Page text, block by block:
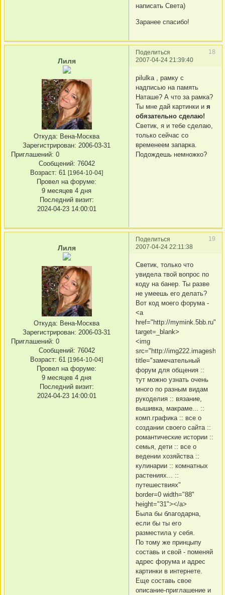
написать Света)
Заранее спасибо!
Поделиться
18
2007-04-24 21:39:40
Лиля
Откуда: Вена-Москва
Зарегистрирован: 2006-03-31
Приглашений: 0
Сообщений: 76042
Возраст: 61 [1964-10-04]
Провел на форуме:
9 месяцев 4 дня
Последний визит:
2024-04-23 14:00:01
pilulka , рамку с
надписью на память
Наташе? А что за рамка?
Ты мне дай картинки и я
обязательно сделаю!
Светик, я и тебе сделаю,
только сейчас со
временеем запарка.
Подождешь немножко?
Поделиться
19
2007-04-24 22:11:38
Лиля
Откуда: Вена-Москва
Зарегистрирован: 2006-03-31
Приглашений: 0
Сообщений: 76042
Возраст: 61 [1964-10-04]
Провел на форуме:
9 месяцев 4 дня
Последний визит:
2024-04-23 14:00:01
Светик, только что
увидела твой вопрос по
коду на банер. Ты разве
не умеешь его делать?
Вот код моего форума -
<a
href="http://mymink.5bb.ru"
target=_blank>
<img
src="http://
title="замечательный
форум для общения ::
тут можно узнать очень
много по разным видам
рукоделия :: вязание,
вышивка, макраме... ::
комп.графика :: все о
создании своего сайта ::
романтические истории ::
семья, дети :: все о
ведении хозяйства ::
кулинарии :: комнатных
растениях... ::
путешествиях"
border=0 width="88"
height="31"></a>
Была бы благодарна,
если бы ты его
разместила у себя.
По тому же принцыпу
составь и свой - поменяй
адрес форума и адрес
картинки в интернете.
Еще составь свое
описание-приглашение и